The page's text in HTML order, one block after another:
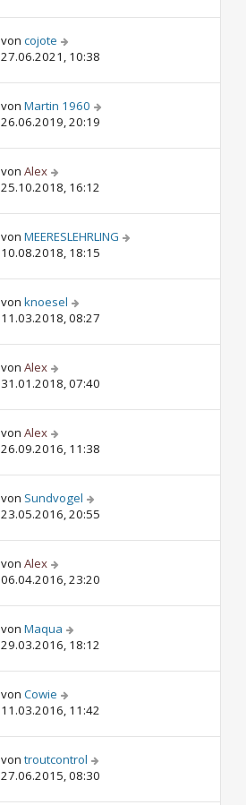
von cojote
27.06.2021, 10:38
von Martin 1960
26.06.2019, 20:19
von Alex
25.10.2018, 16:12
von MEERESLEHRLING
10.08.2018, 18:15
von knoesel
11.03.2018, 08:27
von Alex
31.01.2018, 07:40
von Alex
26.09.2016, 11:38
von Sundvogel
23.05.2016, 20:55
von Alex
06.04.2016, 23:20
von Maqua
29.03.2016, 18:12
von Cowie
11.03.2016, 11:42
von troutcontrol
27.06.2015, 08:30